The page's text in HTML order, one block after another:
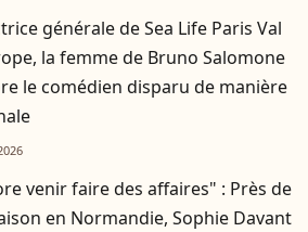
générale de Sea Life Paris Val
la femme de Bruno Salomone
le comédien disparu de manière
venir faire des affaires" : Près de
en Normandie, Sophie Davant